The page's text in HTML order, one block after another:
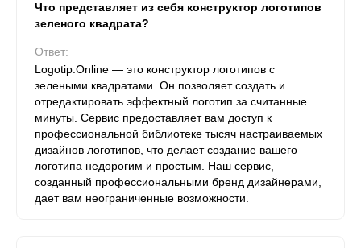
Что представляет из себя конструктор логотипов
зеленого квадрата?
Ответ:
Logotip.Online — это конструктор логотипов с
зелеными квадратами. Он позволяет создать и
отредактировать эффектный логотип за считанные
минуты. Сервис предоставляет вам доступ к
профессиональной библиотеке тысяч настраиваемых
дизайнов логотипов, что делает создание вашего
логотипа недорогим и простым. Наш сервис,
созданный профессиональными бренд дизайнерами,
дает вам неограниченные возможности.